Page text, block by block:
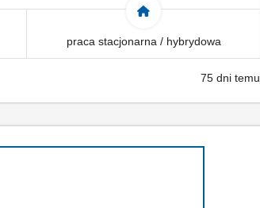
praca stacjonarna / hybrydowa
75 dni temu